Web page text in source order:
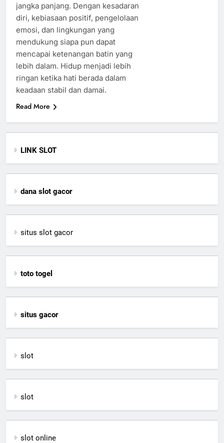
jangka panjang. Dengan kesadaran
diri, kebiasaan positif, pengelolaan
emosi, dan lingkungan yang
mendukung siapa pun dapat
mencapai ketenangan batin yang
lebih dalam. Hidup menjadi lebih
ringan ketika hati berada dalam
keadaan stabil dan damai.
Read More
LINK SLOT
dana slot gacor
situs slot gacor
toto togel
situs gacor
slot
slot
slot online